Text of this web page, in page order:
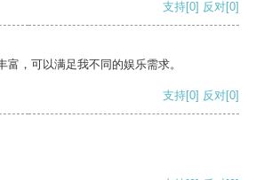
支持[0] 反对[0]
富，可以满足我不同的娱乐需求。
支持[0] 反对[0]